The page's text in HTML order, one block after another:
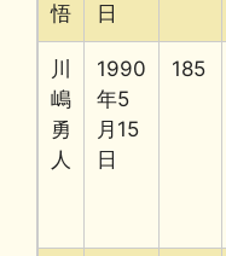
悟 日
川
嶋
勇
人
1990
年5
月15
日
185